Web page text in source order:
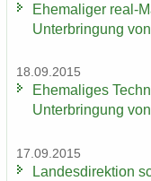
Ehe­ma­li­ger real-​
Un­ter­brin­gung
18.09.2015
Ehe­ma­li­ges
Un­ter­brin­gung
17.09.2015
Lan­des­di­rek­ti­on